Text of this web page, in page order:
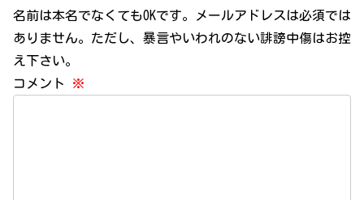
名前は本名でなくてもOKです。メールアドレスは必須では
ありません。ただし、暴言やいわれのない誹謗中傷はお控
え下さい。
コメント
※